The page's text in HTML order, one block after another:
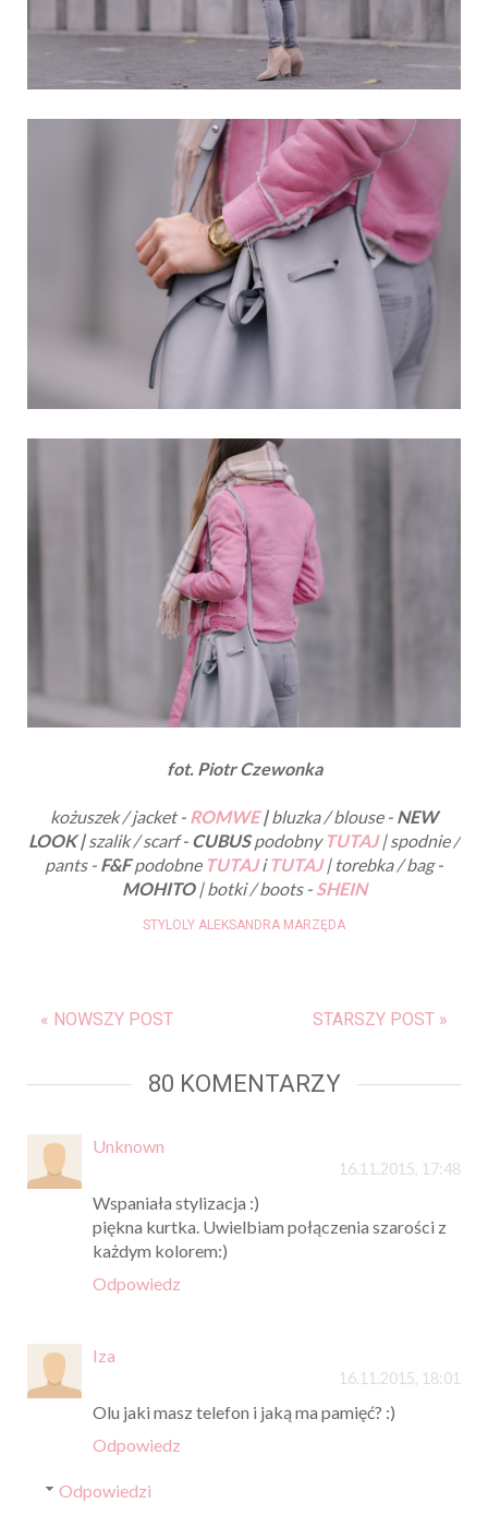
fot. Piotr Czewonka
kożuszek / jacket - ROMWE|bluzka / blouse - NEW
LOOK | szalik / scarf - CUBUSpodobny TUTAJ| spodnie /
pants - F&Fpodobne TUTAJi TUTAJ| torebka / bag -
MOHITO| botki / boots - SHEIN
STYLOLY ALEKSANDRA MARZĘDA
« NOWSZY POST STARSZY POST »
80 KOMENTARZY
Unknown
16.11.2015, 17:48
Wspaniała stylizacja :)
piękna kurtka. Uwielbiam połączenia szarości z
każdym kolorem:)
Odpowiedz
Iza
16.11.2015, 18:01
Olu jaki masz telefon i jaką ma pamięć? :)
Odpowiedz
Odpowiedzi